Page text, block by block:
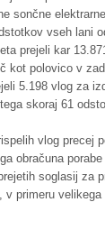
sončne
vseh lani
prejeli kar
kot polovico v
5.198 vlog za
skoraj 61
vlog precej
obračuna
soglasij za
primeru